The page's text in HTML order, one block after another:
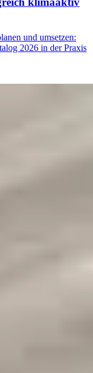
und umsetzen:
2026 in der Praxis